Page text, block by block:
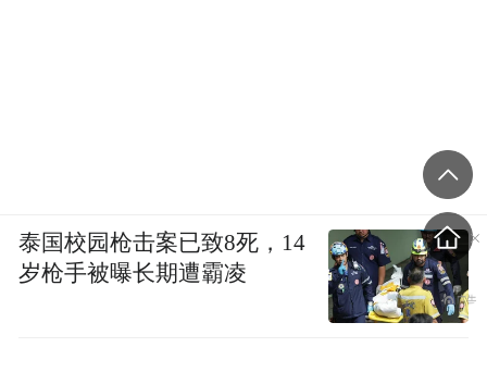
泰国校园枪击案已致8死，14
岁枪手被曝长期遭霸凌